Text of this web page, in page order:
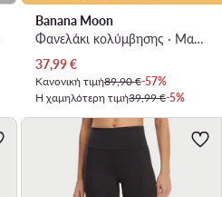
Banana Moon
Φανελάκι κολύμβησης · Μαύρο
Τρέχουσα τιμή
37,99€
Κανονική τιμή89,90 €-57%
Η χαμηλότερη τιμή39,99 €-5%